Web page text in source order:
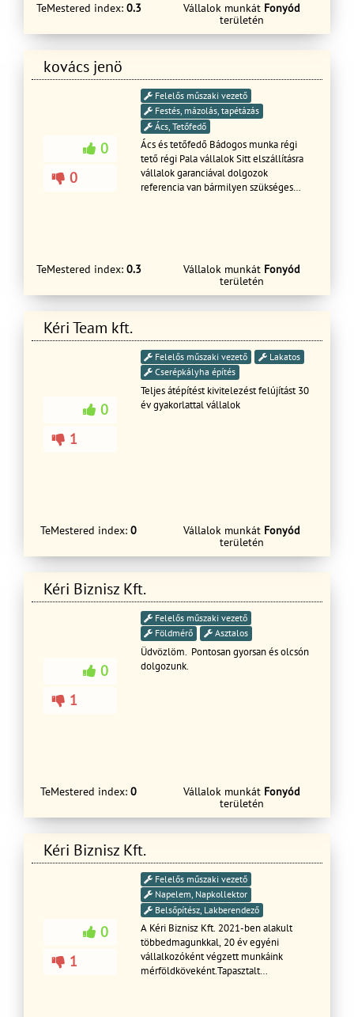
TeMestered index: 0.3 Vállalok munkát Fonyód
területén
kovács jenö
0
0
Felelős műszaki vezető
Festés, mázolás, tapétázás
Ács, Tetőfedő
Ács és tetőfedő Bádogos munka régi
tető régi Pala vállalok Sitt elszállításra
vállalok garanciával dolgozok
referencia van bármilyen szükséges
TeMestered index: 0.3 Vállalok munkát Fonyód
területén
Kéri Team kft.
0
1
Felelős műszaki vezető
Lakatos
Cserépkályha építés
Teljes átépítést kivitelezést felújítást 30
év gyakorlattal vállalok
TeMestered index: 0 Vállalok munkát Fonyód
területén
Kéri Biznisz Kft.
0
1
Felelős műszaki vezető
Földmérő
Asztalos
Üdvözlöm. Pontosan gyorsan és olcsón
dolgozunk.
TeMestered index: 0 Vállalok munkát Fonyód
területén
Kéri Biznisz Kft.
0
1
Felelős műszaki vezető
Napelem, Napkollektor
Belsőpítész, Lakberendező
A Kéri Biznisz Kft. 2021-ben alakult
többedmagunkkal, 20 év egyéni
vállalkozóként végzett munkáink
mérföldköveként.Tapasztalt